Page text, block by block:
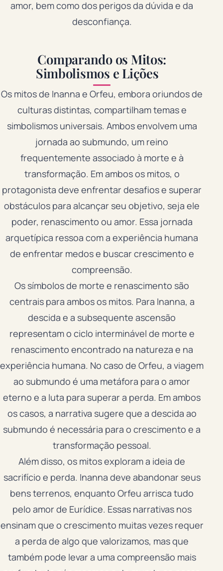
amor, bem como dos perigos da dúvida e da
desconfiança.
Comparando os Mitos:
Simbolismos e Lições
Os mitos de Inanna e Orfeu, embora oriundos de
culturas distintas, compartilham temas e
simbolismos universais. Ambos envolvem uma
jornada ao submundo, um reino
frequentemente associado à morte e à
transformação. Em ambos os mitos, o
protagonista deve enfrentar desafios e superar
obstáculos para alcançar seu objetivo, seja ele
poder, renascimento ou amor. Essa jornada
arquetípica ressoa com a experiência humana
de enfrentar medos e buscar crescimento e
compreensão.
Os símbolos de morte e renascimento são
centrais para ambos os mitos. Para Inanna, a
descida e a subsequente ascensão
representam o ciclo interminável de morte e
renascimento encontrado na natureza e na
experiência humana. No caso de Orfeu, a viagem
ao submundo é uma metáfora para o amor
eterno e a luta para superar a perda. Em ambos
os casos, a narrativa sugere que a descida ao
submundo é necessária para o crescimento e a
transformação pessoal.
Além disso, os mitos exploram a ideia de
sacrifício e perda. Inanna deve abandonar seus
bens terrenos, enquanto Orfeu arrisca tudo
pelo amor de Eurídice. Essas narrativas nos
ensinam que o crescimento muitas vezes requer
a perda de algo que valorizamos, mas que
também pode levar a uma compreensão mais